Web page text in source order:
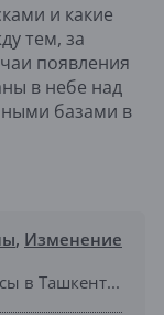
и какие
тем, за
появления
в небе над
базами в
, Изменение
в Ташкент...